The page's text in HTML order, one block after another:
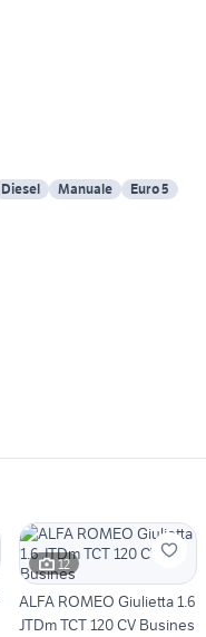
Diesel Manuale Euro 5
12
ALFA ROMEO Giulietta 1.6
JTDm TCT 120 CV Busines